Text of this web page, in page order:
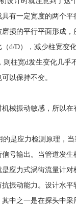
有一定宽度的两个
损的平行平面形成
d/D），减少柱宽变
则柱宽d发生变化几
以保持不变。
机械振动敏感，所以
是应力检测原理，
号输出。当管道发
应力式涡街流量计
振动能力。设计水
中之一是在探头中